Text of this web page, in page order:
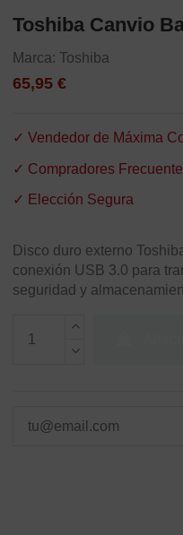
Toshiba Canvio
Marca: Toshiba
65,95 €
✓ Vendedor de Máxima
✓ Compradores
✓ Elección Segura
Disco duro externo
conexión USB 3.0 para
seguridad y